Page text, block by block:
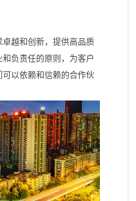
越和创新，提供高品质
负责任的原则，为客户
以依赖和信赖的合作伙